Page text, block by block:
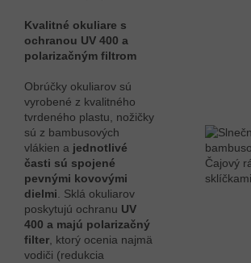
Kvalitné okuliare s
ochranou UV 400 a
polarizačným filtrom
Obrúčky okuliarov sú
vyrobené z kvalitného
tvrdeného plastu, nožičky
sú z bambusových
vlákien a jednotlivé
časti sú spojené
pevnými kovovými
dielmi . Sklá okuliarov
poskytujú ochranu UV
400 a majú polarizačný
filter , ktorý ocenia najmä
vodiči (redukcia